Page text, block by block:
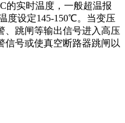
的实时温度，一般超温报
度设定145-150℃。当变压
、跳闸等输出信号进入高压
信号或使真空断路器跳闸以